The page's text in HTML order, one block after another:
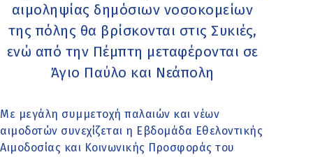
αιμοληψίας δημόσιων νοσοκομείων
της πόλης θα βρίσκονται στις Συκιές,
ενώ από την Πέμπτη μεταφέρονται σε
Άγιο Παύλο και Νεάπολη
Με μεγάλη συμμετοχή παλαιών και νέων
αιμοδοτών συνεχίζεται η Εβδομάδα Εθελοντικής
Αιμοδοσίας και Κοινωνικής Προσφοράς του